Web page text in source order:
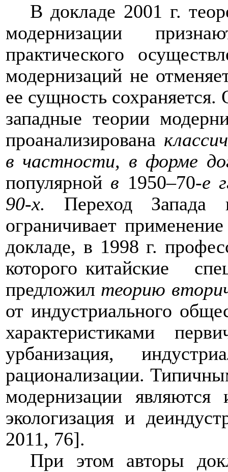
В докладе 2001 г.
модернизации
практического
модернизаций не
ее сущность
западные теории
проанализирована
в частности, в форме
популярной в 1950–70-е
90-х. Переход Запада
ограничивает
докладе, в 1998 г.
которого китайские
предложил теорию
от индустриального
характеристиками
урбанизация,
рационализации.
модернизации являются
экологизация и
2011, 76].
При этом авторы